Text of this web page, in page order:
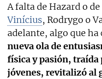
A falta de Hazard o
Vinícius, Rodrygo o
adelante, algo que
nueva ola de
física y pasión, traída
jóvenes, revitalizó al